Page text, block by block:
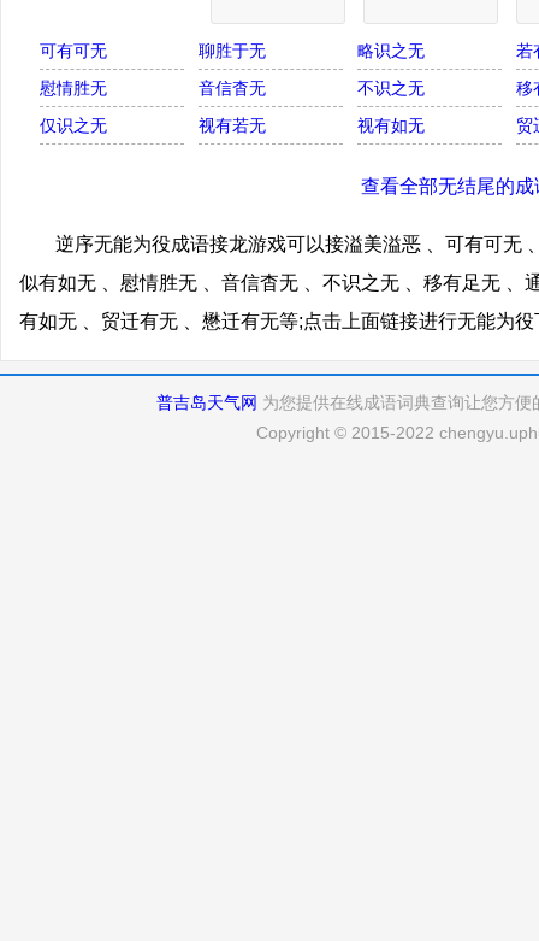
可有可无 聊胜于无 略识之无
若
慰情胜无
音信杳无 不识之无
移
仅识之无
视有若无 视有如无 贸
查看全部无结尾的成
逆序无能为役成语接龙游戏可以接溢美溢恶 、可有可无
似有如无 、慰情胜无 、音信杳无 、不识之无 、移有足无 、
有如无 、贸迁有无 、懋迁有无等;点击上面链接进行无能为
普吉岛天气网 为您提供在线成语词典查询让您方
Copyright © 2015-2022